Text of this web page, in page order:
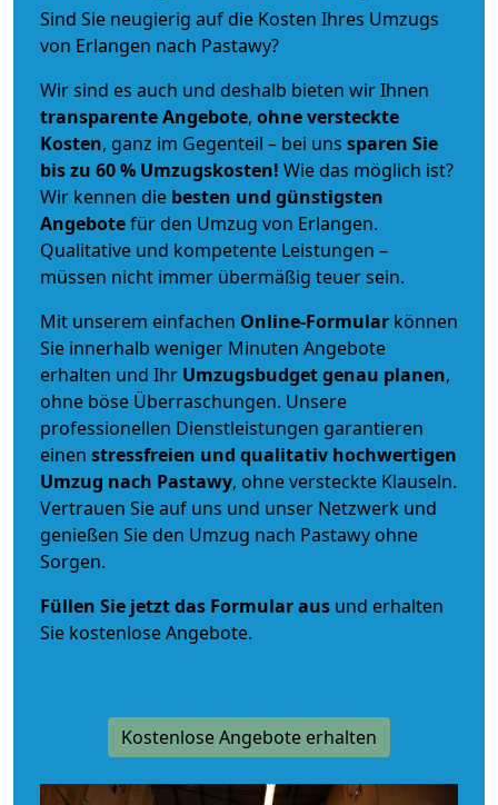
Sind Sie neugierig auf die Kosten Ihres Umzugs
von Erlangen nach Pastawy?
Wir sind es auch und deshalb bieten wir Ihnen
transparente Angebote, ohne versteckte
Kosten, ganz im Gegenteil – bei uns sparen Sie
bis zu 60 % Umzugskosten! Wie das möglich ist?
Wir kennen die besten und günstigsten
Angebotefür den Umzug von Erlangen.
Qualitative und kompetente Leistungen –
müssen nicht immer übermäßig teuer sein.
Mit unserem einfachen Online-Formular können
Sie innerhalb weniger Minuten Angebote
erhalten und Ihr Umzugsbudgetgenau planen,
ohne böse Überraschungen. Unsere
professionellen Dienstleistungen garantieren
einen stressfreien und qualitativ hochwertigen
Umzug nach Pastawy, ohne versteckte Klauseln.
Vertrauen Sie auf uns und unser Netzwerk und
genießen Sie den Umzug nach Pastawy ohne
Sorgen.
Füllen Sie jetzt das Formular aus und erhalten
Sie kostenlose Angebote.
Kostenlose Angebote erhalten